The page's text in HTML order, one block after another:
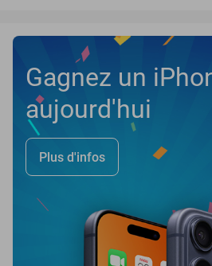
Gagnez un
aujourd'hui
Plus d'infos